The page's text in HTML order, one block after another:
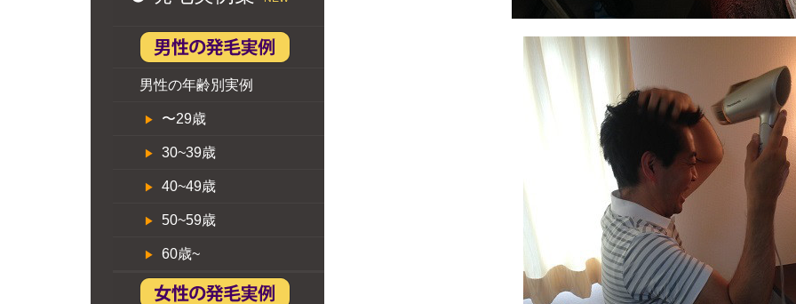
男性の年齢別実例
〜29歳
30~39歳
40~49歳
50~59歳
60歳~